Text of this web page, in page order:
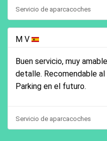
Servicio de aparcacoches
M V
Buen servicio, muy
detalle. Recomendable al
Parking en el futuro.
Servicio de aparcacoches